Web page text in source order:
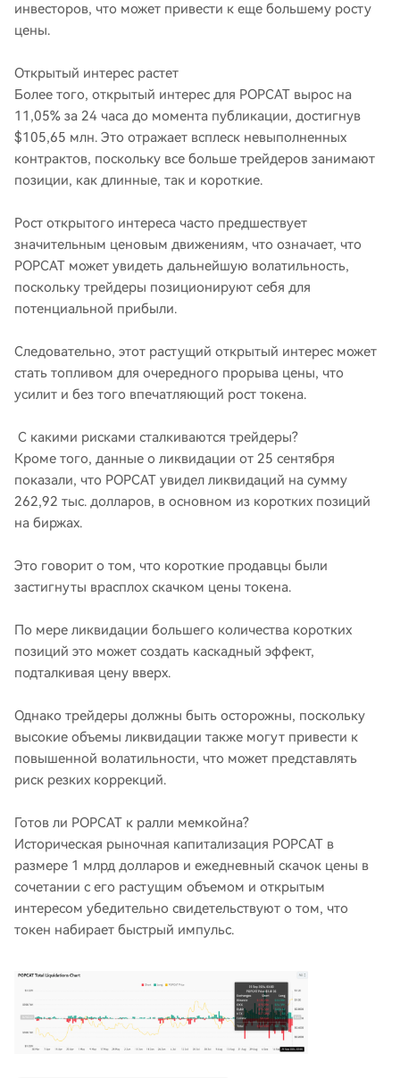
инвесторов, что может привести к еще большему росту
цены.
Открытый интерес растет
Более того, открытый интерес для POPCAT вырос на
11,05% за 24 часа до момента публикации, достигнув
$105,65 млн. Это отражает всплеск невыполненных
контрактов, поскольку все больше трейдеров занимают
позиции, как длинные, так и короткие.
Рост открытого интереса часто предшествует
значительным ценовым движениям, что означает, что
POPCAT может увидеть дальнейшую волатильность,
поскольку трейдеры позиционируют себя для
потенциальной прибыли.
Следовательно, этот растущий открытый интерес может
стать топливом для очередного прорыва цены, что
усилит и без того впечатляющий рост токена.
С какими рисками сталкиваются трейдеры?
Кроме того, данные о ликвидации от 25 сентября
показали, что POPCAT увидел ликвидаций на сумму
262,92 тыс. долларов, в основном из коротких позиций
на биржах.
Это говорит о том, что короткие продавцы были
застигнуты врасплох скачком цены токена.
По мере ликвидации большего количества коротких
позиций это может создать каскадный эффект,
подталкивая цену вверх.
Однако трейдеры должны быть осторожны, поскольку
высокие объемы ликвидации также могут привести к
повышенной волатильности, что может представлять
риск резких коррекций.
Готов ли POPCAT к ралли мемкойна?
Историческая рыночная капитализация POPCAT в
размере 1 млрд долларов и ежедневный скачок цены в
сочетании с его растущим объемом и открытым
интересом убедительно свидетельствуют о том, что
токен набирает быстрый импульс.